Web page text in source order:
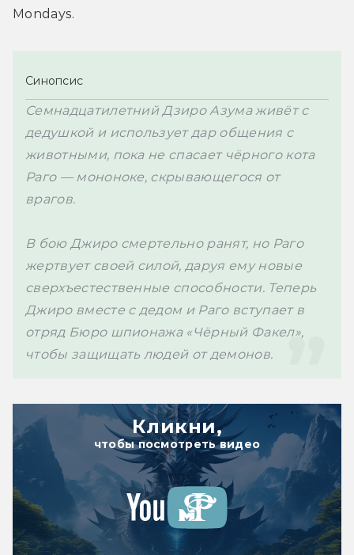
Mondays.
Синопсис
Семнадцатилетний Дзиро Азума живёт с
дедушкой и использует дар общения с
животными, пока не спасает чёрного кота
Раго — мононоке, скрывающегося от
врагов.
В бою Джиро смертельно ранят, но Раго
жертвует своей силой, даруя ему новые
сверхъестественные способности. Теперь
Джиро вместе с дедом и Раго вступает в
отряд Бюро шпионажа «Чёрный Факел»,
чтобы защищать людей от демонов.
Кликни,
чтобы посмотреть видео